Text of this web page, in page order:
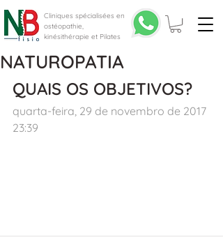
Cliniques spécialisées en
ostéopathie,
kinésithérapie et Pilates
NATUROPATIA
QUAIS OS OBJETIVOS?
quarta-feira, 29 de novembro de 2017
23:39